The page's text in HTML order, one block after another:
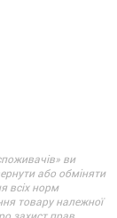
ви
або обміняти
всіх норм
товару належної
захист прав